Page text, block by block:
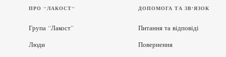
ПРО “ЛАКОСТ”
Група “Лакост”
Люди
ДОПОМОГА ТА ЗВ'ЯЗОК
Питання та відповіді
Повернення